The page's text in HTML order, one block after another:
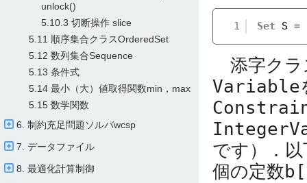
unlock()
5.10.3 切断操作 slice
5.11 順序集合クラスOrderedSet
5.12 数列集合Sequence
5.13 条件式
5.14 最小（大）値取得関数min，max
5.15 数学関数
6. 制約充足問題ソルバwcsp
7. データファイル
8. 最適化計算制御
1 Set S =
添字クラ
Variable
です）．
個の定数